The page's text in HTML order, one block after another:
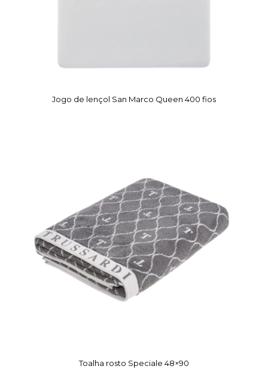
Jogo de lençol San Marco Queen 400 fios
Toalha rosto Speciale 48×90